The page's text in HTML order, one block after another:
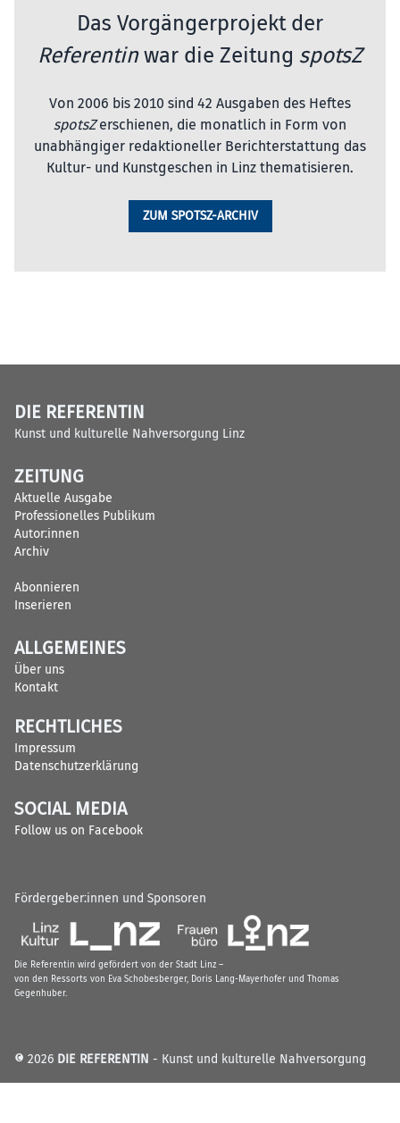
Das Vorgängerprojekt der
Referentinwar die Zeitung spotsZ
Von 2006 bis 2010 sind 42 Ausgaben des Heftes
spotsZerschienen, die monatlich in Form von
unabhängiger redaktioneller Berichterstattung das
Kultur- und Kunstgeschen in Linz thematisieren.
ZUM SPOTSZ-ARCHIV
DIE REFERENTIN
Kunst und kulturelle Nahversorgung Linz
ZEITUNG
Aktuelle Ausgabe
Professionelles Publikum
Autor:innen
Archiv
Abonnieren
Inserieren
ALLGEMEINES
Über uns
Kontakt
RECHTLICHES
Impressum
Datenschutzerklärung
SOCIAL MEDIA
Follow us on Facebook
© 2026 DIE REFERENTIN - Kunst und kulturelle Nahversorgung
Fördergeber:innen und Sponsoren
Die Referentin wird gefördert von der Stadt Linz –
von den Ressorts von Eva Schobesberger, Doris Lang-Mayerhofer und Thomas
Gegenhuber.